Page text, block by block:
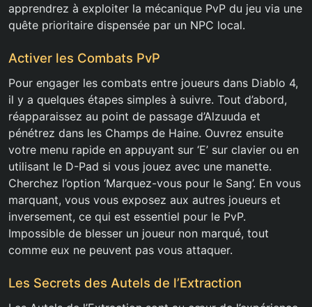
apprendrez à exploiter la mécanique PvP du jeu via une
quête prioritaire dispensée par un NPC local.
Activer les Combats PvP
Pour engager les combats entre joueurs dans Diablo 4,
il y a quelques étapes simples à suivre. Tout d’abord,
réapparaissez au point de passage d’Alzuuda et
pénétrez dans les Champs de Haine. Ouvrez ensuite
votre menu rapide en appuyant sur ‘E’ sur clavier ou en
utilisant le D-Pad si vous jouez avec une manette.
Cherchez l’option ‘Marquez-vous pour le Sang’. En vous
marquant, vous vous exposez aux autres joueurs et
inversement, ce qui est essentiel pour le PvP.
Impossible de blesser un joueur non marqué, tout
comme eux ne peuvent pas vous attaquer.
Les Secrets des Autels de l’Extraction